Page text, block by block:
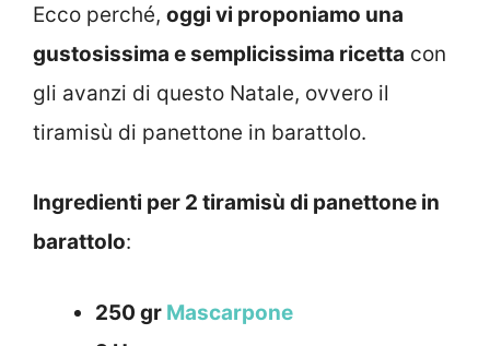
Ecco perché, oggi vi proponiamo una
gustosissima e semplicissima ricetta con
gli avanzi di questo Natale, ovvero il
tiramisù di panettone in barattolo.
Ingredienti per 2 tiramisù di panettone in
barattolo:
250 gr Mascarpone